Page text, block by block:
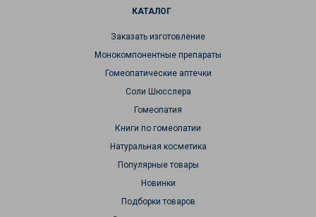
КАТАЛОГ
Заказать изготовление
Монокомпонентные препараты
Гомеопатические аптечки
Соли Шюсслера
Гомеопатия
Книги по гомеопатии
Натуральная косметика
Популярные товары
Новинки
Подборки товаров